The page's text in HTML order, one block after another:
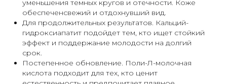
уменьшения темных кругов и отечности. Коже
обеспеченсвежий и отдохнувший вид.
Для продолжительных результатов. Кальций-
гидроксиапатит подойдет тем, кто ищет стойкий
эффект и поддержание молодости на долгий
срок.
Постепенное обновление. Поли-Л-молочная
кислота подходит для тех, кто ценит